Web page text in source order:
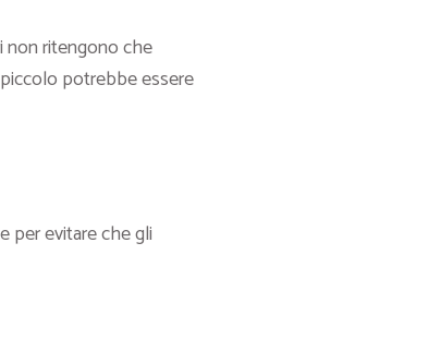
non ritengono che
potrebbe essere
per evitare che gli